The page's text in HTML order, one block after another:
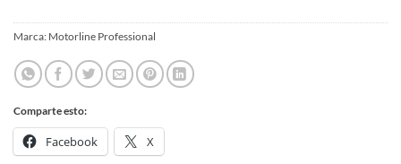
Marca: Motorline Professional
Comparte esto:
Facebook X